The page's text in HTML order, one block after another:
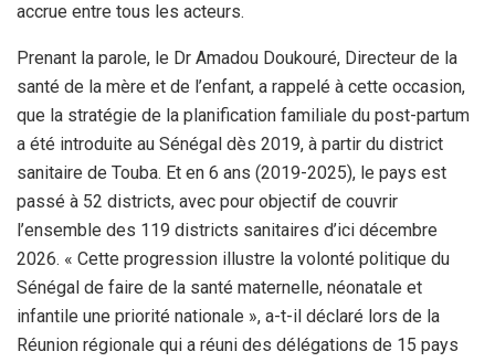
accrue entre tous les acteurs.
Prenant la parole, le Dr Amadou Doukouré, Directeur de la
santé de la mère et de l’enfant, a rappelé à cette occasion,
que la stratégie de la planification familiale du post-partum
a été introduite au Sénégal dès 2019, à partir du district
sanitaire de Touba. Et en 6 ans (2019-2025), le pays est
passé à 52 districts, avec pour objectif de couvrir
l’ensemble des 119 districts sanitaires d’ici décembre
2026. « Cette progression illustre la volonté politique du
Sénégal de faire de la santé maternelle, néonatale et
infantile une priorité nationale », a-t-il déclaré lors de la
Réunion régionale qui a réuni des délégations de 15 pays